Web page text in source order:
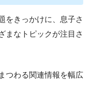
をきっかけに、息子さ
まなトピックが注目さ
つわる関連情報を幅広